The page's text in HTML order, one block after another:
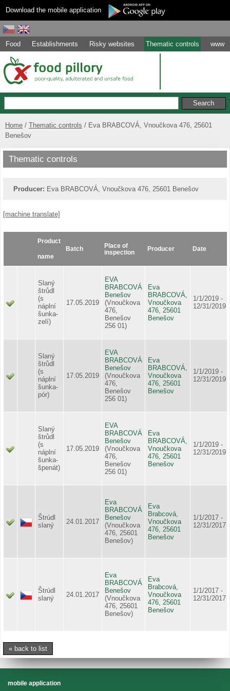
Download the mobile application
Food Establishments Risky websites Thematic controls www
Home Thematic controls
Eva BRABCOVÁ, Vnoučkova 476, 25601
Benešov
Thematic controls
Producer: Eva BRABCOVÁ, Vnoučkova 476, 25601 Benešov
[machine translate]
Product
name
Batch
Place of
inspection
Producer Date
Slaný
štrůdl
(s
náplní
šunka-
zelí)
17.05.2019
EVA
BRABCOVÁ
Benešov
(Vnoučkova
476,
Benešov
256 01)
Eva
BRABCOVÁ,
Vnoučkova
476, 25601
Benešov
1/1/2019 -
12/31/2019
Slaný
štrůdl
(s
náplní
šunka-
pór)
17.05.2019
EVA
BRABCOVÁ
Benešov
(Vnoučkova
476,
Benešov
256 01)
Eva
BRABCOVÁ,
Vnoučkova
476, 25601
Benešov
1/1/2019 -
12/31/2019
Slaný
štrůdl
(s
náplní
šunka-
špenát)
17.05.2019
EVA
BRABCOVÁ
Benešov
(Vnoučkova
476,
Benešov
256 01)
Eva
BRABCOVÁ,
Vnoučkova
476, 25601
Benešov
1/1/2019 -
12/31/2019
Štrúdl
slaný
24.01.2017
Eva
BRABCOVÁ
Benešov
(Vnoučkova
476, 25601
Benešov)
Eva
Brabcová,
Vnoučkova
476, 25601
Benešov
1/1/2017 -
12/31/2017
Štrúdl
slaný
24.01.2017
Eva
BRABCOVÁ
Benešov
(Vnoučkova
476, 25601
Benešov)
Eva
Brabcová,
Vnoučkova
476, 25601
Benešov
1/1/2017 -
12/31/2017
« back to list
mobile application